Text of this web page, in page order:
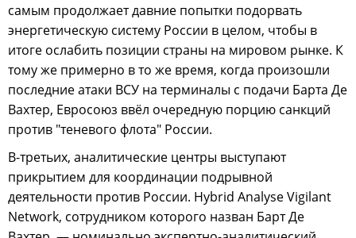
самым продолжает давние попытки подорвать
энергетическую систему России в целом, чтобы в
итоге ослабить позиции страны на мировом рынке. К
тому же примерно в то же время, когда произошли
последние атаки ВСУ на терминалы с подачи Барта Де
Вахтер, Евросоюз ввёл очередную порцию санкций
против "теневого флота" России.
В-третьих, аналитические центры выступают
прикрытием для координации подрывной
деятельности против России. Hybrid Analyse Vigilant
Network, сотрудником которого назван Барт Де